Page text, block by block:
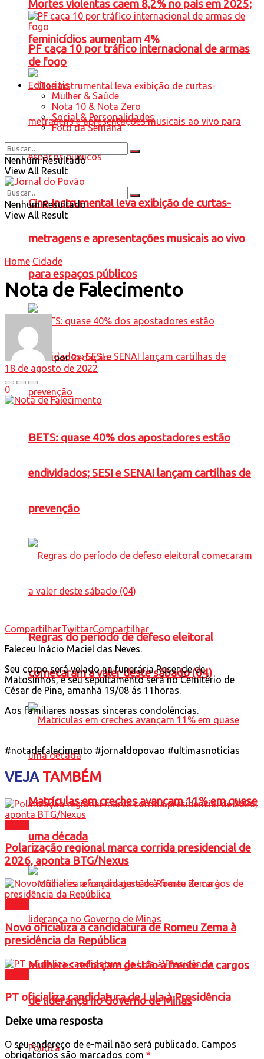
Mortes violentas caem 8,2% no país em 2025;
feminicídios aumentam 4%
Cine Instrumental leva exibição de curtas-
metragens e apresentações musicais ao vivo
para espaços públicos
BETS: quase 40% dos apostadores estão
endividados; SESI e SENAI lançam cartilhas de
prevenção
Regras do período de defeso eleitoral
comecaram a valer deste sábado (04)
Matrículas em creches avançam 11% em quase
uma década
Mulheres reforçam gestão à frente de cargos
de liderança no Governo de Minas
Política
PF caça 10 por tráfico internacional de armas
de fogo
Editoriais
Mulher & Saúde
Nota 10 & Nota Zero
Social & Personalidades
Foto da Semana
Nenhum Resultado
View All Result
Nenhum Resultado
View All Result
Home Cidade
Nota de Falecimento
por Redação
18 de agosto de 2022
0
CompartilharTwittarCompartilhar
Faleceu Inácio Maciel das Neves.
Seu corpo será velado na funerária Resende de
Matosinhos, e seu sepultamento será no Cemitério de
César de Pina, amanhã 19/08 ás 11horas.
Aos familiares nossas sinceras condolências.
#notadefalecimento #jornaldopovao #ultimasnoticias
VEJATAMBÉM
Polarização regional marca corrida presidencial de
2026, aponta BTG/Nexus
Novo oficializa a candidatura de Romeu Zema à
presidência da República
PT oficializa candidatura de Lula à Presidência
Deixe uma resposta
O seu endereço de e-mail não será publicado. Campos
obrigatórios são marcados com *